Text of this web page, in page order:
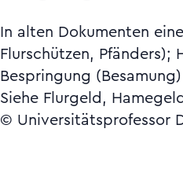
In alten Dokumenten
Flurschützen,
Bespringung
Siehe Flurgeld,
© Universitätsprofessor